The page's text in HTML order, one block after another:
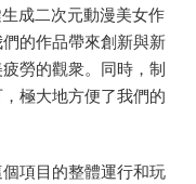
成二次元動漫美女作
的作品帶來創新與新
勞的觀衆。同時，制
極大地方便了我們的
項目的整體運行和玩